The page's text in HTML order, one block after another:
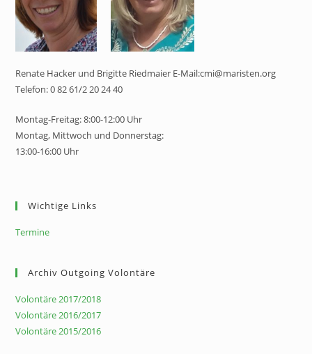
Renate Hacker und Brigitte Riedmaier E-Mail:cmi@maristen.org
Telefon: 0 82 61/2 20 24 40
Montag-Freitag: 8:00-12:00 Uhr
Montag, Mittwoch und Donnerstag:
13:00-16:00 Uhr
Wichtige Links
Termine
Archiv Outgoing Volontäre
Volontäre 2017/2018
Volontäre 2016/2017
Volontäre 2015/2016